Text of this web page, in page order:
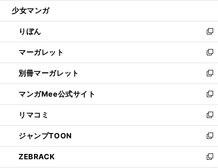
開
く
ウ
で
開
く
ン
ド
ウ
で
開
く
し
ウ
ィ
ン
ド
ウ
で
開
く
少女マンガ
りぼん
新
し
い
ウ
ィ
ン
ド
ウ
で
開
く
マーガレット
新
し
い
ウ
ィ
ン
ド
ウ
で
開
く
別冊マーガレット
新
し
い
ウ
ィ
ン
ド
ウ
で
マンガMee公式サイト
新
し
い
ウ
ィ
ン
ド
リマコミ
新
し
い
ウ
ィ
ジャンプTOON
新
し
い
ZEBRACK
新